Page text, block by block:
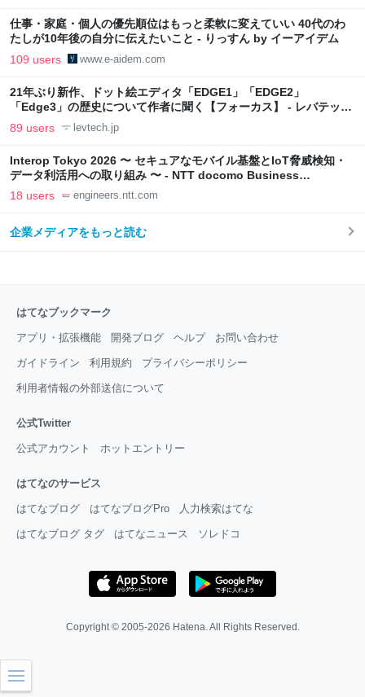
仕事・家庭・個人の優先順位はもっと柔軟に変えていい 40代のわ
たしが10年後の自分に伝えたいこと - りっすん by イーアイデム
109 users www.e-aidem.com
21年ぶり新作、ドット絵エディタ「EDGE1」「EDGE2」
「Edge3」の歴史について作者に聞く【フォーカス】 - レバテック
LAB
89 users levtech.jp
Interop Tokyo 2026 〜 セキュアなモバイル基盤とIoT脅威検知・
データ利活用への取り組み 〜 - NTT docomo Business
Engineers' Blog
18 users engineers.ntt.com
企業メディアをもっと読む
はてなブックマーク
アプリ・拡張機能 開発ブログ ヘルプ お問い合わせ
ガイドライン 利用規約 プライバシーポリシー
利用者情報の外部送信について
公式Twitter
公式アカウント ホットエントリー
はてなのサービス
はてなブログ はてなブログPro 人力検索はてな
はてなブログ タグ はてなニュース ソレドコ
Copyright © 2005-2026 Hatena. All Rights Reserved.